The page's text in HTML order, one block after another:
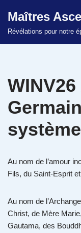
Aller
Maîtres
Révélations pour notre
Au nom de l’amour
Fils, du Saint-Esprit
Au nom de
Christ, de Mère
Gautama, des